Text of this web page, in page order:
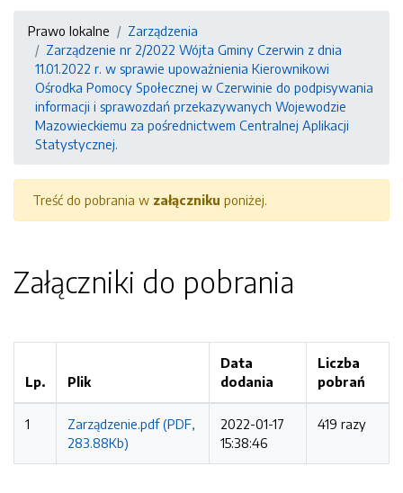
Prawo lokalne
Zarządzenia
Zarządzenie nr 2/2022 Wójta Gminy Czerwin z dnia
11.01.2022 r. w sprawie upoważnienia Kierownikowi
Ośrodka Pomocy Społecznej w Czerwinie do podpisywania
informacji i sprawozdań przekazywanych Wojewodzie
Mazowieckiemu za pośrednictwem Centralnej Aplikacji
Statystycznej.
Treść do pobrania w załączniku poniżej.
Załączniki do pobrania
Lp. Plik
Data
dodania
Liczba
pobrań
1
Zarządzenie.pdf (PDF,
283.88Kb)
2022-01-17
15:38:46
419 razy